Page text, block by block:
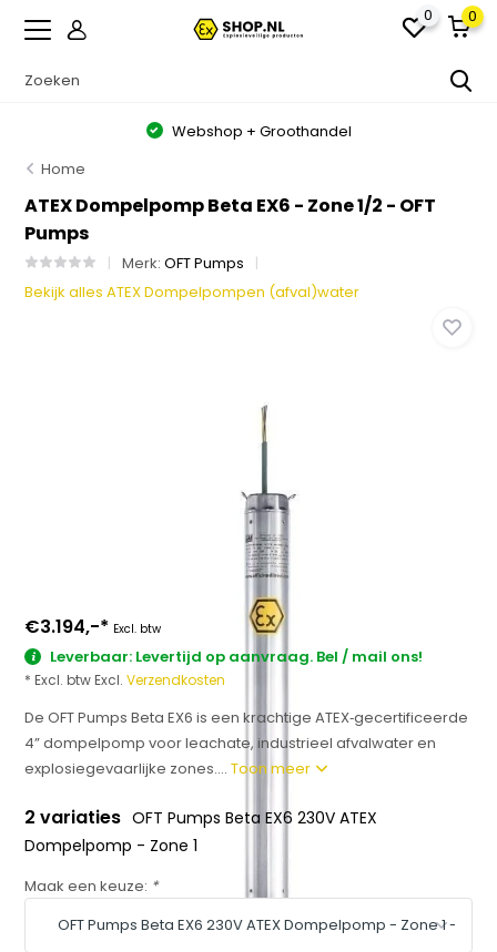
0 0
Webshop + Groothandel
Home
ATEX Dompelpomp Beta EX6 - Zone 1/2 - OFT
Pumps
Merk:OFT Pumps
Bekijk alles ATEX Dompelpompen (afval)water
€3.194,-* Excl. btw
Leverbaar: Levertijd op aanvraag. Bel / mail ons!
* Excl. btw Excl.Verzendkosten
De OFT Pumps Beta EX6 is een krachtige ATEX‑gecertificeerde
4” dompelpomp voor leachate, industrieel afvalwater en
explosiegevaarlijke zones....Toon meer
2 variaties OFT Pumps Beta EX6 230V ATEX
Dompelpomp - Zone 1
Maak een keuze: *